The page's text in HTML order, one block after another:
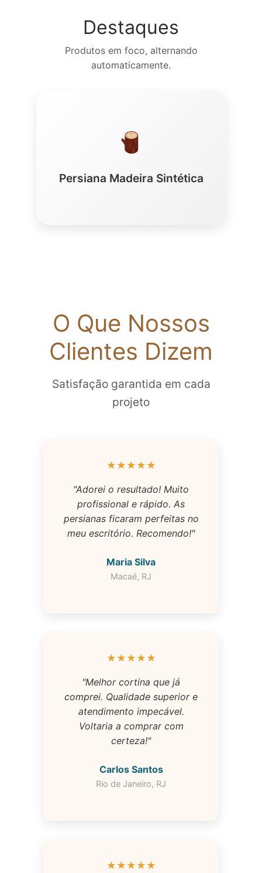
Destaques
Produtos em foco, alternando
automaticamente.
Persiana Madeira Sintética
O Que Nossos
Clientes Dizem
Satisfação garantida em cada
projeto
★★★★★
"Adorei o resultado! Muito
profissional e rápido. As
persianas ficaram perfeitas no
meu escritório. Recomendo!"
Maria Silva
Macaé, RJ
★★★★★
"Melhor cortina que já
comprei. Qualidade superior e
atendimento impecável.
Voltaria a comprar com
certeza!"
Carlos Santos
Rio de Janeiro, RJ
★★★★★